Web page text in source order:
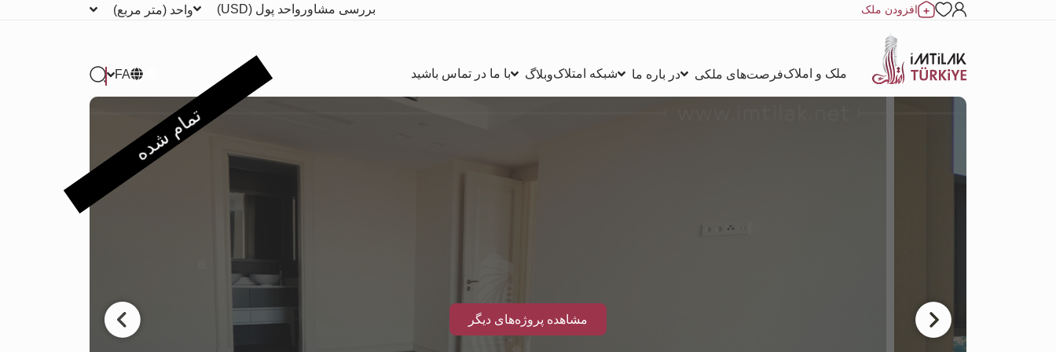
افزودن ملک بررسی مشاور واحد پول (USD) واحد (متر مربع)
ملک و املاکفرصت‌های ملکی در باره ما شبکه امتلاکوبلاگ با ما در تماس باشید FA
تمام شده
مشاهده پروژه‌های دیگر